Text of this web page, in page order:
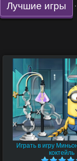
Лучшие игры ·
Играть в игру
коктейль